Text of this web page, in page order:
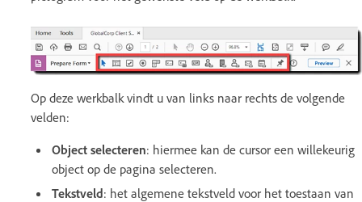
Op deze werkbalk vindt u van links naar rechts de volgende
velden:
Object selecteren: hiermee kan de cursor een willekeurig
object op de pagina selecteren.
Tekstveld: het algemene tekstveld voor het toestaan van